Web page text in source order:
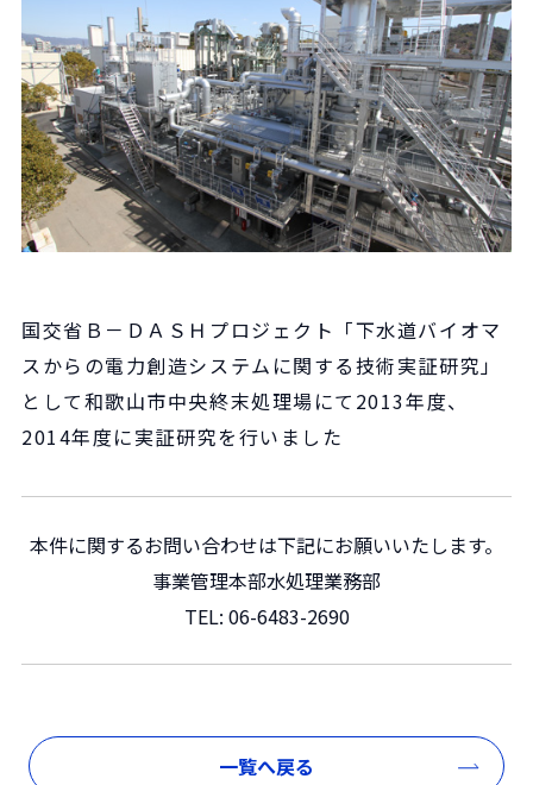
国交省Ｂ－ＤＡＳＨプロジェクト「下水道バイオマ
スからの電力創造システムに関する技術実証研究」
として和歌山市中央終末処理場にて2013年度、
2014年度に実証研究を行いました
本件に関するお問い合わせは下記にお願いいたします。
事業管理本部水処理業務部
TEL: 06-6483-2690
一覧へ戻る